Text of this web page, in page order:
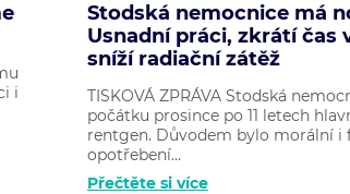
i
Stodská nemocnice má
Usnadní práci, zkrátí čas
sníží radiační zátěž
TISKOVÁ ZPRÁVA Stodská
počátku prosince po 11 letech
rentgen. Důvodem bylo morální i
opotřebení...
Přečtěte si více